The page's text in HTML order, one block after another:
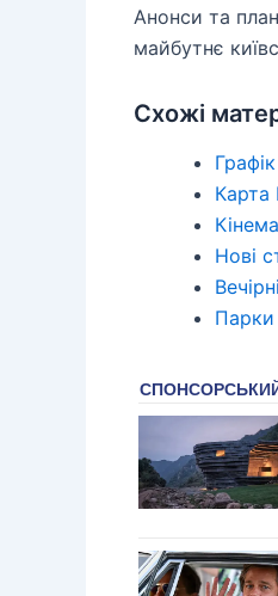
Анонси та
майбутнє
Схожі
Карта
Нові
Парки